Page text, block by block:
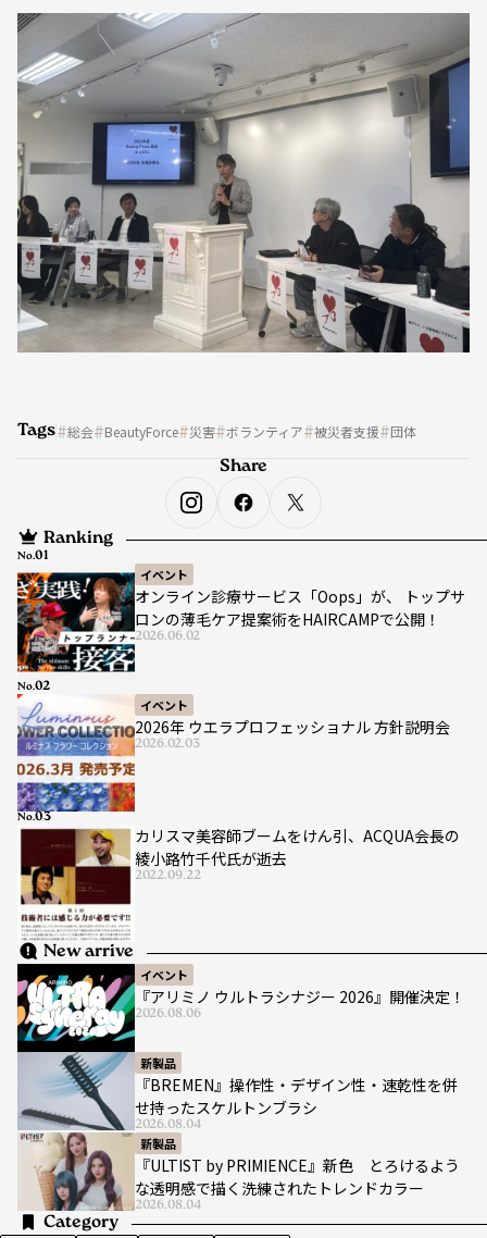
Tags 総会 BeautyForce 災害 ボランティア 被災者支援 団体
Ranking
イベント
オンライン診療サービス「Oops」が、 トップサ
ロンの薄毛ケア提案術をHAIRCAMPで公開！
2026.06.02
No.
イベント
2026年 ウエラプロフェッショナル 方針説明会
2026.02.03
No.
カリスマ美容師ブームをけん引、ACQUA会長の
綾小路竹千代氏が逝去
2022.09.22
No.
New arrive
イベント
『アリミノ ウルトラシナジー 2026』開催決定！
2026.08.06
新製品
『BREMEN』操作性・デザイン性・速乾性を併
せ持ったスケルトンブラシ
2026.08.04
新製品
『ULTIST by PRIMIENCE』新色 とろけるよう
な透明感で描く洗練されたトレンドカラー
2026.08.04
Category
Share